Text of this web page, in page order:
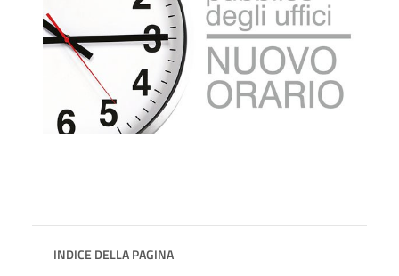
INDICE DELLA PAGINA